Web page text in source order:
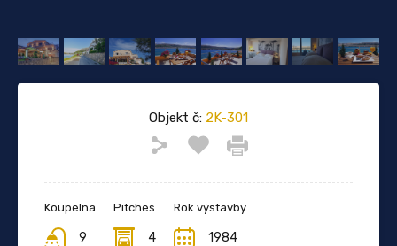
Objekt č: 2K-301
Koupelna
9
Pitches
4
Rok výstavby
1984